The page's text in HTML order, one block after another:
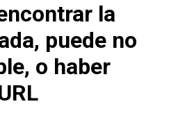
la
puede no
o haber